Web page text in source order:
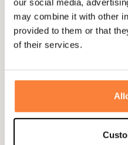
our social media,
may combine it with other
provided to them or that
of their services.